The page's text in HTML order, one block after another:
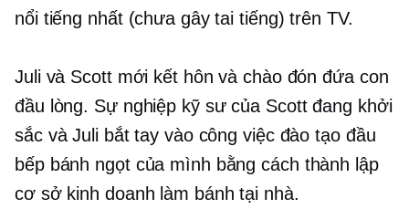
nổi tiếng nhất (chưa gây tai tiếng) trên TV.
Juli và Scott mới kết hôn và chào đón đứa con
đầu lòng. Sự nghiệp kỹ sư của Scott đang khởi
sắc và Juli bắt tay vào công việc đào tạo đầu
bếp bánh ngọt của mình bằng cách thành lập
cơ sở kinh doanh làm bánh tại nhà.